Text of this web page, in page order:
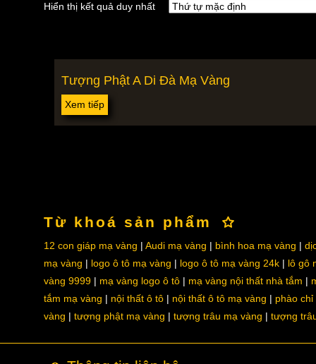
Hiển thị kết quả duy nhất
Tượng Phật A Di Đà Mạ Vàng
Xem tiếp
Từ khoá sản phẩm
12 con giáp mạ vàng Audi mạ vàng bình hoa mạ vàng
mạ vàng
logo ô tô mạ vàng logo ô tô mạ vàng 24k
lô gô
vàng 9999
mạ vàng logo ô tô mạ vàng nội thất nhà tắm
tắm mạ vàng
nội thất ô tô nội thất ô tô mạ vàng
phào chỉ
vàng
tượng phật mạ vàng tượng trâu mạ vàng tượng